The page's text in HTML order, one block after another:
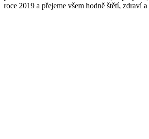
roce 2019 a přejeme všem hodně štětí, zdraví